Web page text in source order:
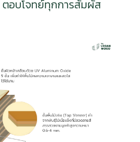
ตอบโจทย์ทุกการสัมผัส